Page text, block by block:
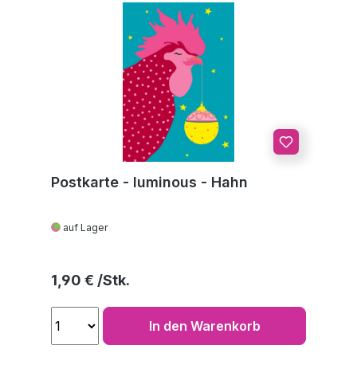
Postkarte - luminous - Hahn
auf Lager
Regulärer Preis:
1,90 €
In den Warenkorb